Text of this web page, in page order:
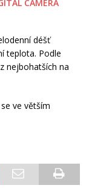
déšť
teplota. Podle
nejbohatších na
ve větším